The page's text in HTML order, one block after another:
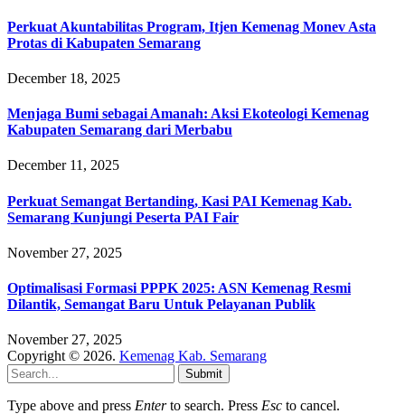
Perkuat Akuntabilitas Program, Itjen Kemenag Monev Asta
Protas di Kabupaten Semarang
December 18, 2025
Menjaga Bumi sebagai Amanah: Aksi Ekoteologi Kemenag
Kabupaten Semarang dari Merbabu
December 11, 2025
Perkuat Semangat Bertanding, Kasi PAI Kemenag Kab.
Semarang Kunjungi Peserta PAI Fair
November 27, 2025
Optimalisasi Formasi PPPK 2025: ASN Kemenag Resmi
Dilantik, Semangat Baru Untuk Pelayanan Publik
November 27, 2025
Copyright © 2026. Kemenag Kab. Semarang
Submit
Type above and press Enterto search. Press Esc to cancel.